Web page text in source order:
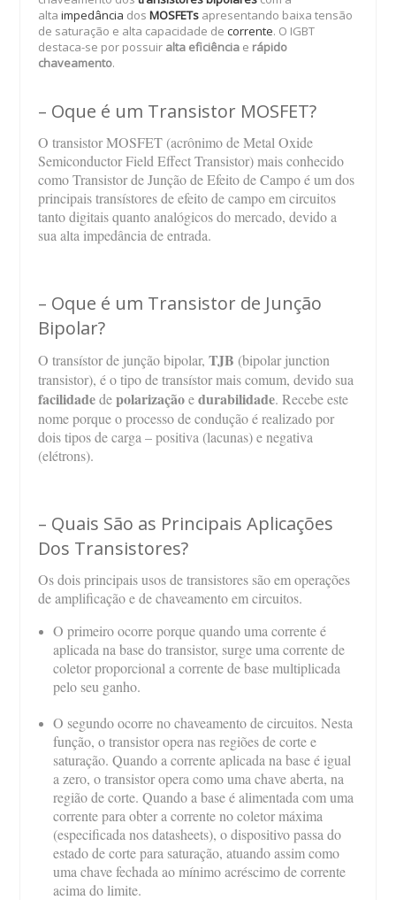
altaimpedância dosMOSFETs apresentando baixa tensão
de saturação e alta capacidade decorrente. O IGBT
destaca-se por possuir alta eficiência e rápido
chaveamento.
– Oque é um Transistor MOSFET?
O transistor MOSFET (acrônimo de Metal Oxide
Semiconductor Field Effect Transistor) mais conhecido
como Transistorde Junção de Efeito de Campoé um dos
principais transístores de efeito de campo em circuitos
tanto digitais quanto analógicos do mercado, devido a
sua alta impedância de entrada.
– Oque é um Transistor de Junção
Bipolar?
O transístor de junção bipolar,TJB (bipolar junction
transistor), é o tipo de transístor mais comum, devido sua
facilidadedepolarizaçãoedurabilidade. Recebe este
nome porque o processo de condução é realizado por
dois tipos de carga – positiva (lacunas) e negativa
(elétrons).
– Quais São as Principais Aplicações
Dos Transistores?
Os dois principais usos de transistores são em operações
de amplificação e de chaveamento em circuitos.
O primeiro ocorre porque quando uma corrente é
aplicada na base do transistor, surge uma corrente de
coletor proporcional a corrente de base multiplicada
pelo seu ganho.
O segundo ocorre no chaveamento de circuitos. Nesta
função, o transistor opera nas regiões de corte e
saturação. Quando a corrente aplicada na base é igual
a zero, o transistor opera como uma chave aberta, na
região de corte. Quando a base é alimentada com uma
corrente para obter a corrente no coletor máxima
(especificada nos datasheets), o dispositivo passa do
estado de corte para saturação, atuando assim como
uma chave fechada ao mínimo acréscimo de corrente
acima do limite.